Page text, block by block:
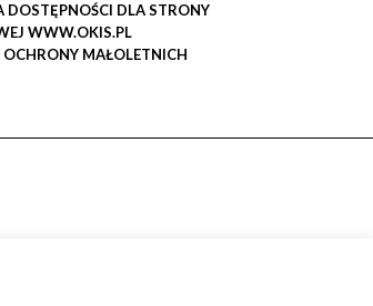
DOSTĘPNOŚCI DLA STRONY
WWW.OKIS.PL
OCHRONY MAŁOLETNICH